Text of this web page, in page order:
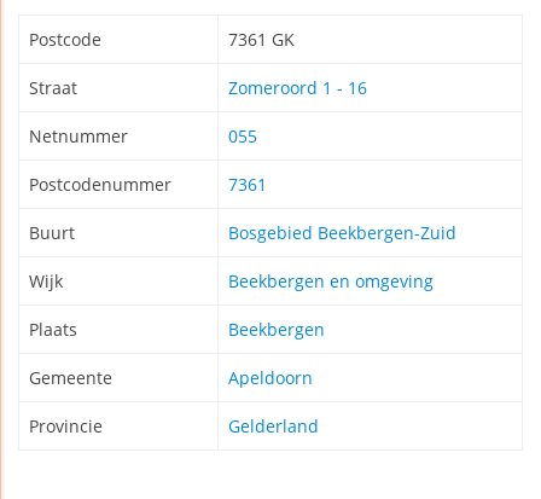
Postcode 7361 GK
Straat Zomeroord 1 - 16
Netnummer 055
Postcodenummer 7361
Buurt Bosgebied Beekbergen-Zuid
Wijk Beekbergen en omgeving
Plaats Beekbergen
Gemeente Apeldoorn
Provincie Gelderland